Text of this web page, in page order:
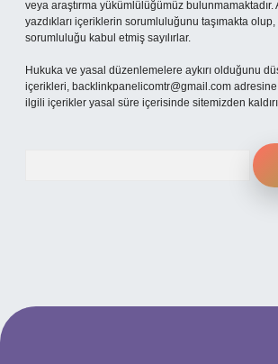
veya araştırma yükümlülüğümüz
yazdıkları içeriklerin sorumluluğunu taşımakta
sorumluluğu kabul etmiş sayılırlar.
Hukuka ve yasal düzenlemelere aykırı olduğunu
içerikleri, backlinkpanelicomtr@gmail.com
ilgili içerikler yasal süre içerisinde sitemizden